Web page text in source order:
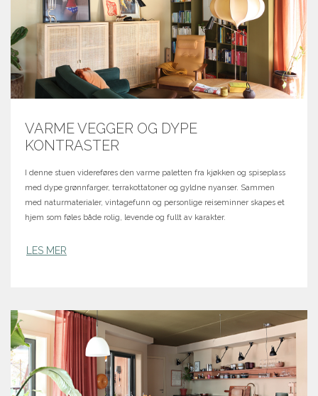
VARME VEGGER OG DYPE
KONTRASTER
I denne stuen videreføres den varme paletten fra kjøkken og spiseplass
med dype grønnfarger, terrakottatoner og gyldne nyanser. Sammen
med naturmaterialer, vintagefunn og personlige reiseminner skapes et
hjem som føles både rolig, levende og fullt av karakter.
LES MER